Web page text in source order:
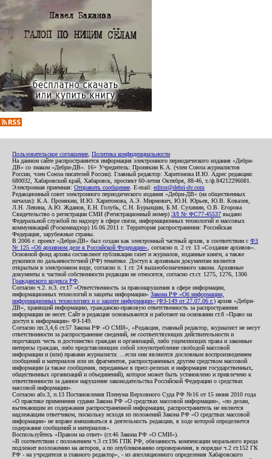
Пользовательское соглашение Политика конфиденциальности
На данном сайте распространяется информация электронного периодического издания «Дебри-
ДВ» со знаком «Дебри-ДВ». 16+ Учредитель: Пронякин К.А. (член Союза журналистов
России, член Союза писателей России). Главный редактор: Харитонова И.Ю. Адрес редакции:
680032, Хабаровский край, Хабаровск, проспект 60-летия Октября, 88-46, т./ф.84212296081.
Электронная приемная: Отправить сообщение . E-mail: editor@debri-dv.com
Редакционный совет электронного периодического издания «Дебри-ДВ» (на общественных
началах): К.А. Пронякин, И.Ю. Харитонова, А.Э. Мирмович, Ю.Н. Юрьев, Ю.В. Ковалев,
Л.Н. Левина, А.Ю. Жданов, Е.Н. Голубь, С.Н. Бурындин, Б.М. Сухинин, О.В. Егорова
Свидетельство о регистрации СМИ (Регистрационный номер) ЭЛ № ФС77-45537 выдано
Федеральной службой по надзору в сфере связи, информационных технологий и массовых
коммуникаций (Роскомнадзор) 16.06.2011 г. Территория распространения: Российская
Федерация, зарубежные страны.
В 2006 г. проект «Дебри-ДВ» был создан как электронный частный архив, в соответствии с ФЗ
№ 125 «Об архивном деле в Российской Федерации» , согласно п. 2 ст. 13 «Создание архивов».
Основной фонд архива составляют публикации газет и журналов, изданные книги, а также
рукописи по дальневосточной (РФ) тематике. Доступ к архивным документам является
открытым в электронном виде, согласно п. 1 ст. 24 вышеобозначенного закона. Архивные
документы к частной собственности редакции не относятся, согласно ст.ст. 1275, 1276, 1306
Гражданского кодекса РФ
Согласно ч.2. п.3. ст.17 «Ответственность за правонарушения в сфере информации,
информационных технологий и защиты информации» Закона РФ «Об информации,
информационных технологиях и о защите информации» (ФЗ-149 от 27.07.06 г.) архив «Дебри-
ДВ», хранящий информацию, гражданско-правовую ответственность за распространение
информации не несет. Сайт и редакция основываются и работают на основании ст.8 «Право на
доступ к информации» ФЗ-149.
Согласно пп.3,4,6 ст.57 Закона РФ «О СМИ», «Редакция, главный редактор, журналист не несут
ответственности за распространение сведений, не соответствующих действительности и
порочащих честь и достоинство граждан и организаций, либо ущемляющих права и законные
интересы граждан, либо представляющих собой злоупотребление свободой массовой
информации и (или) правами журналиста: ...если они являются дословным воспроизведением
сообщений и материалов или их фрагментов, распространенных другим средством массовой
информации (а также сообщения, переданные в пресс-релизах и информация государственных,
общественных организаций и объединений), которое может быть установлено и привлечено к
ответственности за данное нарушение законодательства Российской Федерации о средствах
массовой информации».
Согласно абз.3, п.13 Постановления Пленума Верховного Суда РФ №16 от 15 июня 2010 года
«О практике применения судами Закона РФ «О средствах массовой информации», «по делам,
вытекающим из содержания распространенной информации, распространитель не является
надлежащим ответчиком, поскольку исходя из положений Закона РФ «О средствах массовой
информации» не вправе вмешиваться в деятельность редакции, в ходе которой определяется
содержание сообщений и материалов».
Воспользуйтесь «Правом на ответ» (ст.46 Закона РФ «О СМИ»).
«В соответствии с положением ч.3 ст.196 ГПК РФ, обязанность компенсации морального вреда
подлежит возложению на авторов, а по опубликованию опровержения, в порядке ч.2 ст.152 ГК
РФ - на учредителя и главного редактор», - из апелляционного определения Хабаровского